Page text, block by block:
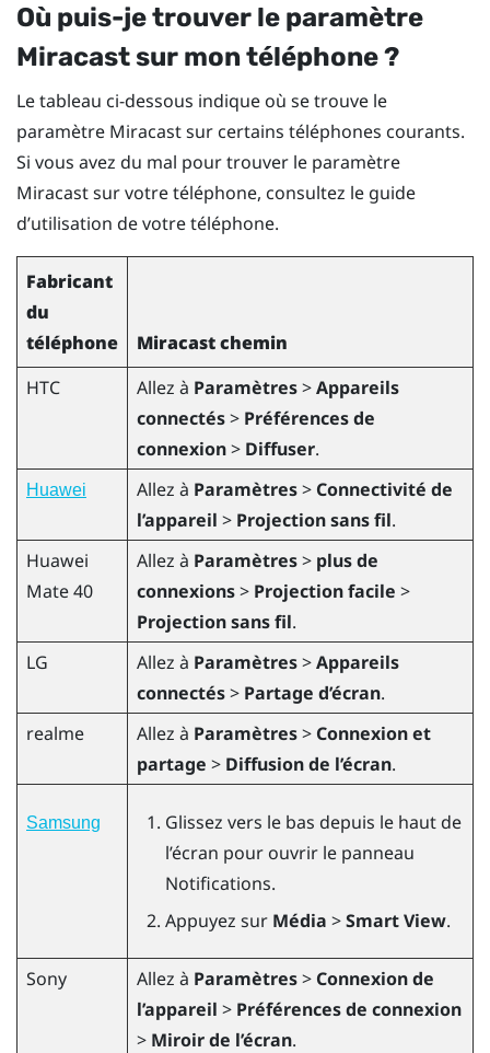
Où puis-je trouver le paramètre
Miracastsur mon téléphone ?
Le tableau ci-dessous indique où se trouve le
paramètre Miracastsur certains téléphones courants.
Si vous avez du mal pour trouver le paramètre
Miracastsur votre téléphone, consultez le guide
d’utilisation de votre téléphone.
Fabricant
du
téléphone
Miracastchemin
HTC
Allez à Paramètres>Appareils
connectés> Préférences de
connexion> Diffuser.
Huawei Allez à Paramètres> Connectivité de
l’appareil > Projection sans fil.
Huawei
Mate 40
Allez à Paramètres> plus de
connexions> Projection facile >
Projection sans fil.
LG
Allez à Paramètres>Appareils
connectés> Partage d’écran.
realme
Allez à Paramètres> Connexion et
partage > Diffusion de l’écran.
Samsung
Glissez vers le bas depuis le haut de
l’écran pour ouvrir le panneau
Notifications.
Appuyez sur Média >Smart View.
Sony Allez à Paramètres> Connexion de
l’appareil > Préférences de connexion
> Miroir de l’écran.